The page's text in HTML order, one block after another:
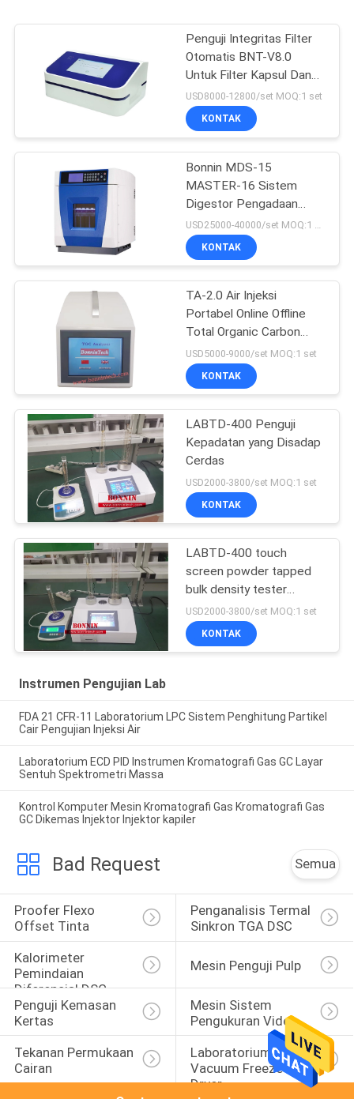
Penguji Integritas Filter
Otomatis BNT-V8.0
Untuk Filter Kapsul Dan
Membran Ultrafiltrasi
USD8000-12800/set MOQ:1 set
KONTAK
Bonnin MDS-15
MASTER-16 Sistem
Digestor Pengadaan
Sampel
USD25000-40000/set MOQ:1 set
KONTAK
TA-2.0 Air Injeksi
Portabel Online Offline
Total Organic Carbon
Analyzer TOC Tester
USD5000-9000/set MOQ:1 set
KONTAK
LABTD-400 Penguji
Kepadatan yang Disadap
Cerdas
USD2000-3800/set MOQ:1 set
KONTAK
LABTD-400 touch
screen powder tapped
bulk density tester
(penguji kepadatan besar
bubuk)
USD2000-3800/set MOQ:1 set
KONTAK
Instrumen Pengujian Lab
FDA 21 CFR-11 Laboratorium LPC Sistem Penghitung Partikel
Cair Pengujian Injeksi Air
Laboratorium ECD PID Instrumen Kromatografi Gas GC Layar
Sentuh Spektrometri Massa
Kontrol Komputer Mesin Kromatografi Gas Kromatografi Gas
GC Dikemas Injektor Injektor kapiler
Bad Request Semua
Proofer Flexo
Offset Tinta
Penganalisis Termal
Sinkron TGA DSC
Kalorimeter
Pemindaian
Diferensial DSC
Mesin Penguji Pulp
Penguji Kemasan
Kertas
Mesin Sistem
Pengukuran Video
Tekanan Permukaan
Cairan
Laboratorium
Vacuum Freeze
Dryer